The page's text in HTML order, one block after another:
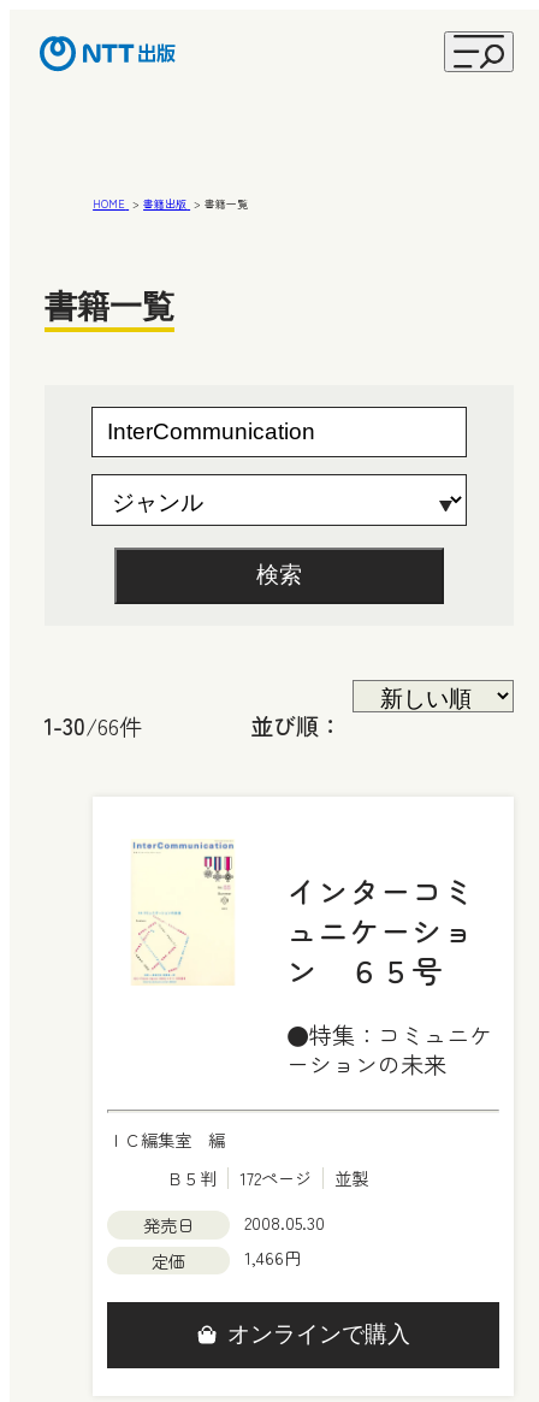
HOME 書籍出版 書籍一覧
書籍一覧
検索
1-30/66件 並び順：
インターコミ
ュニケーショ
ン ６５号
●特集：コミュニケ
ーションの未来
ＩＣ編集室 編
Ｂ５判
172ページ
並製
発売日
2008.05.30
定価
1,466円
オンラインで購入